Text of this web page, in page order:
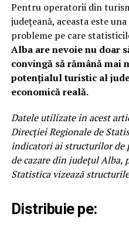
Pentru operatorii din
județeană, aceasta este
probleme pe care
Alba are nevoie nu doar
convingă să rămână mai
potențialul turistic al
economică reală.
Datele utilizate în acest
Direcției Regionale de
indicatori ai structurilor
de cazare din județul Alba,
Statistica vizează
Distribuie pe: